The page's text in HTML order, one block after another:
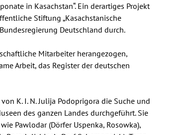
in Kasachstan“. Ein derartiges Projekt
Stiftung „Kasachstanische
Deutschland durch.
Mitarbeiter herangezogen,
Arbeit, das Register der deutschen
K. I. N. Julija Podoprigora die Suche und
des ganzen Landes durchgeführt. Sie
Pawlodar (Dörfer Uspenka, Rosowka),